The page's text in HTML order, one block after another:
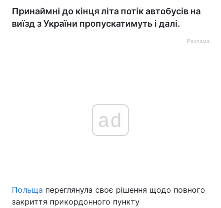
Принаймні до кінця літа потік автобусів на
виїзд з України пропускатимуть і далі.
Реклама
ad
Польща переглянула своє рішення щодо повного
закриття прикордонного пункту